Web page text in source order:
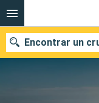
Encontrar un